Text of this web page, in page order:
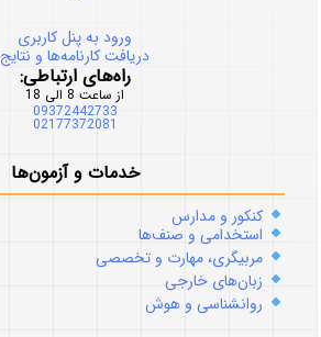
ورود به پنل کاربری
دریافت کارنامه‌ها و نتایج
راه‌های ارتباطی:
از ساعت 8 الی 18
09372442733
02177372081
خدمات و آزمون‌ها
کنکور و مدارس
استخدامی و صنف‌ها
مربیگری، مهارت و تخصصی
زبان‌های خارجی
روانشناسی و هوش